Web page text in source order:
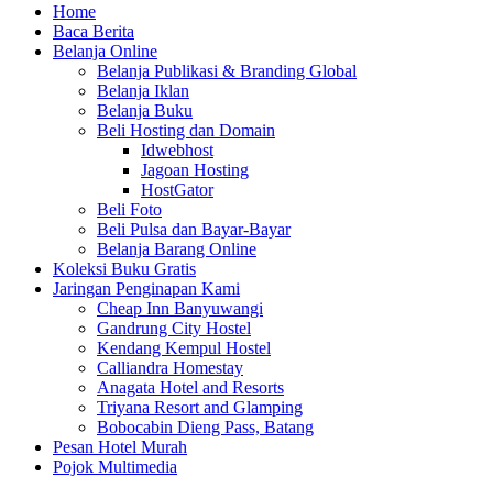
Home
Baca Berita
Belanja Online
Belanja Publikasi & Branding Global
Belanja Iklan
Belanja Buku
Beli Hosting dan Domain
Idwebhost
Jagoan Hosting
HostGator
Beli Foto
Beli Pulsa dan Bayar-Bayar
Belanja Barang Online
Koleksi Buku Gratis
Jaringan Penginapan Kami
Cheap Inn Banyuwangi
Gandrung City Hostel
Kendang Kempul Hostel
Calliandra Homestay
Anagata Hotel and Resorts
Triyana Resort and Glamping
Bobocabin Dieng Pass, Batang
Pesan Hotel Murah
Pojok Multimedia